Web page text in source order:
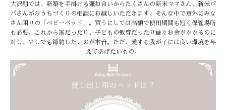
大沢組では、新築を手掛ける兼ね合いからたくさんの新米ママさん、新米パ
パさんがおうちづくりの相談にお越しいただきます。そんな中で意外にみな
さん困りの「ベビーベッド」。買うにしては高額で使用期間も短く保管場所
も必要。これから家だったり、子どもの教育だったり益々お金がかかるのに
対し、少しでも節約したいのが本音。ただ、愛する我が子には良い環境を与
えてあげたいもの。